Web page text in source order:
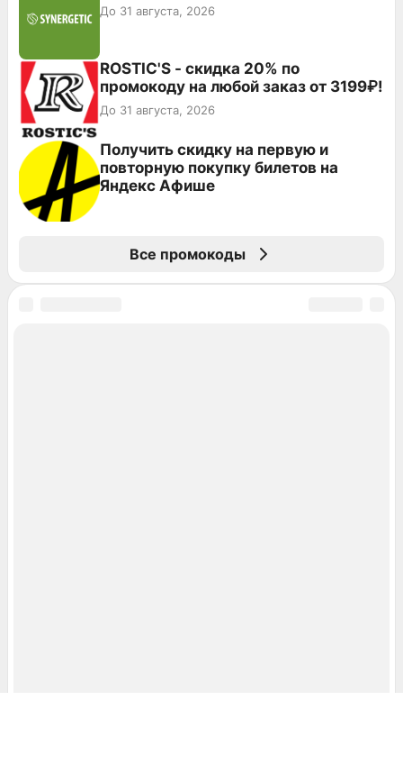
До 31 августа, 2026
ROSTIC'S - скидка 20% по
промокоду на любой заказ от 3199₽!
До 31 августа, 2026
Получить скидку на первую и
повторную покупку билетов на
Яндекс Афише
Все промокоды